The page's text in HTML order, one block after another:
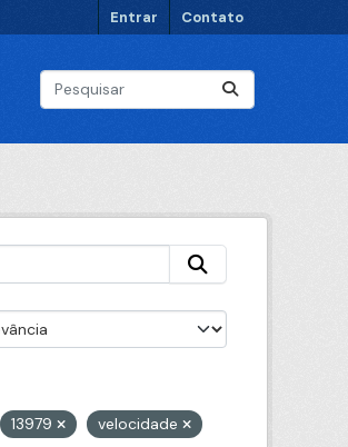
Entrar Contato
13979
velocidade